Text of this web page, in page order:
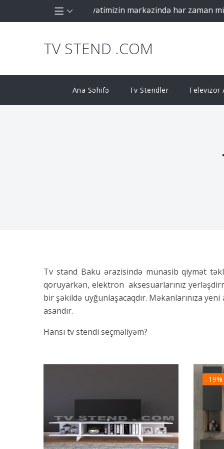
olaraq fəaliyyətimizin mərkəzində hər zaman
TV STEND .COM
Ana Səhifə Tv Stendler Televizor
Tv stand Baku ərazisində münasib qiymət
qoruyarkən, elektron aksesuarlarınız
bir şəkildə uyğunlaşacaqdır. Məkanlarınıza
asandır.
Hansı tv stendi seçməliyəm?
çeşidləridir.
Evinizin estetikasını qorumaq üçün
seçilməlidi?
Otağınızı və televizorunuzu ölçün
-19%